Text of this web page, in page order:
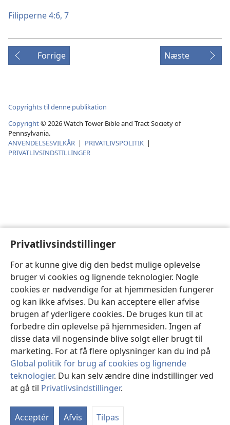
Privatlivsindstillinger
For at kunne give dig den bedst mulige oplevelse
bruger vi cookies og lignende teknologier. Nogle
cookies er nødvendige for at hjemmesiden fungerer
og kan ikke afvises. Du kan acceptere eller afvise
brugen af yderligere cookies. De bruges kun til at
forbedre din oplevelse på hjemmesiden. Ingen af
disse data vil nogensinde blive solgt eller brugt til
marketing. For at få flere oplysninger kan du ind på
Global politik for brug af cookies og lignende
teknologier. Du kan selv ændre dine indstillinger ved
at gå til Privatlivsindstillinger.
Acceptér Afvis Tilpas
Filipperne 4:6, 7
Forrige Næste
Copyrights til denne publikation
Copyright© 2026 Watch Tower Bible and Tract Society of
Pennsylvania.
ANVENDELSESVILKÅR | PRIVATLIVSPOLITIK |
PRIVATLIVSINDSTILLINGER